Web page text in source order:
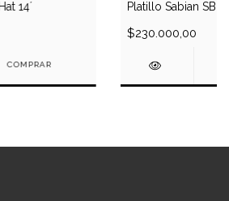
14´ Platillo Sabian SBR
$230.000,00